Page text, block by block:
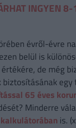
INGYEN
évről-évre
belül is
de még
egy
65 éves
Minderre
is.